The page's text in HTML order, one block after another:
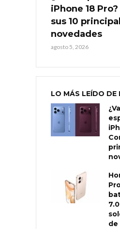
iPhone 18
sus 10
novedades
agosto 5, 2026
LO MÁS LEÍDO DE
de